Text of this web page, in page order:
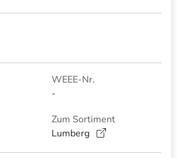
WEEE-Nr.
-
Zum Sortiment
Lumberg